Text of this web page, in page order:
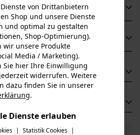
die das Schmiermittel nicht
und Schnittleistung von Kette und
Way
von Drittanbietern
Shop und unsere Dienste
und optimal zu gestalten
Shop-Optimierung).
wir unsere Produkte
Media / Marketing).
Sie hier Ihre Einwilligung
widerrufen. Weitere
dazu finden Sie in unserer
.
Dienste erlauben
| Statistik Cookies |
aufgetreten. Bitte
es erneut.